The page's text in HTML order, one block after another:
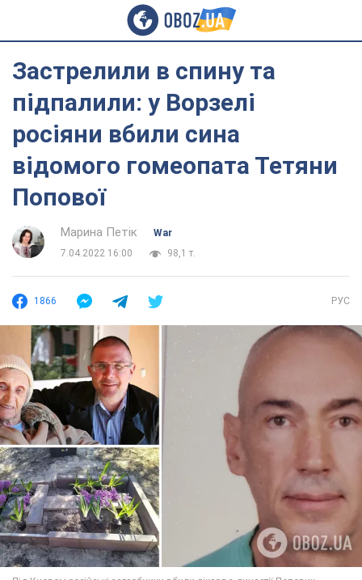
Застрелили в спину та
підпалили: у Ворзелі
росіяни вбили сина
відомого гомеопата Тетяни
Попової
Марина Петік
War
7.04.2022 16:00
98,1 т.
1866 РУС